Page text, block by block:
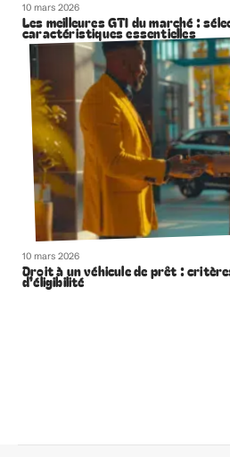
10 mars 2026
Les meilleures GTI du marché :
caractéristiques essentielles
10 mars 2026
Droit à un véhicule de prêt :
d’éligibilité